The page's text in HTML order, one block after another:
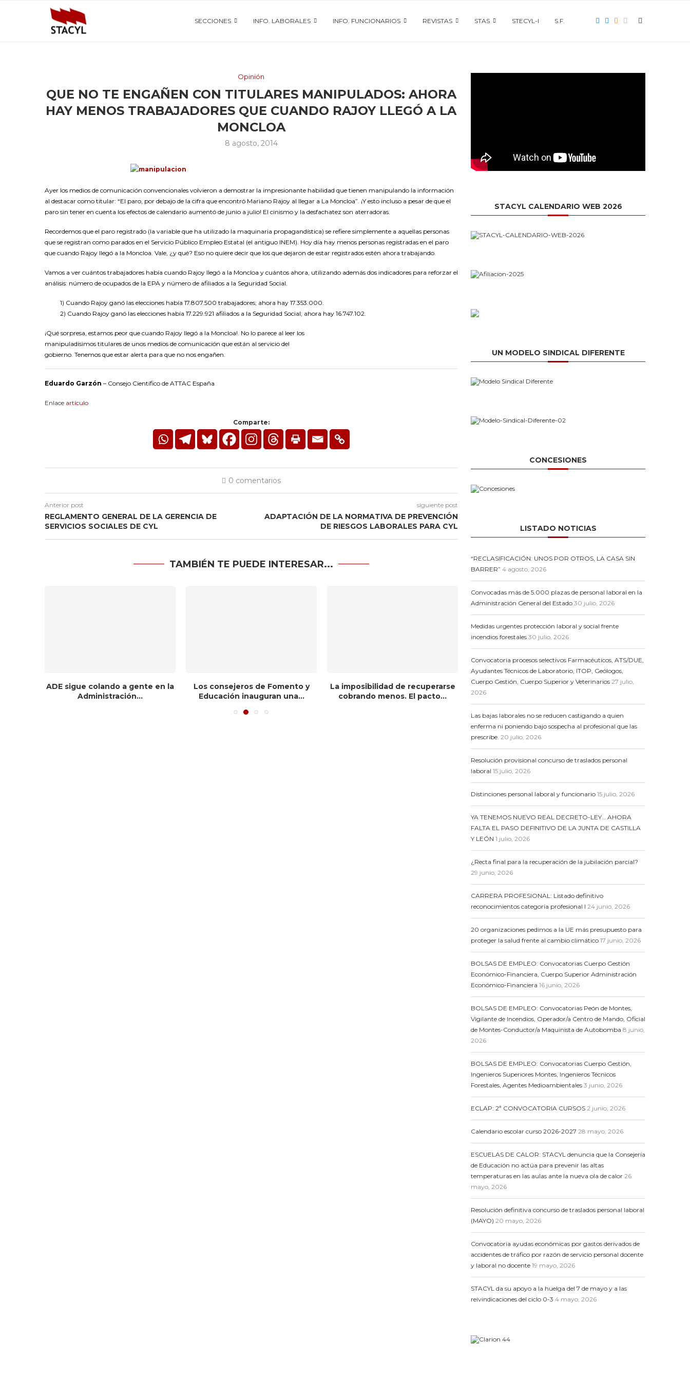
SECCIONES INFO. LABORALES INFO. FUNCIONARIOS REVISTAS STAS STECYL-I S.F.
Opinión
QUE NO TE ENGAÑEN CON TITULARES MANIPULADOS: AHORA
HAY MENOS TRABAJADORES QUE CUANDO RAJOY LLEGÓ A LA
MONCLOA
8 agosto, 2014
Ayer los medios de comunicación convencionales volvieron a demostrar la impresionante habilidad que tienen manipulando la información
al destacar como titular: “El paro, por debajo de la cifra que encontró Mariano Rajoy al llegar a La Moncloa”. ¡Y esto incluso a pesar de que el
paro sin tener en cuenta los efectos de calendario aumentó de junio a julio! El cinismo y la desfachatez son aterradoras.
Recordemos que el paro registrado (la variable que ha utilizado la maquinaria propagandística) se refiere simplemente a aquellas personas
que se registran como parados en el Servicio Público Empleo Estatal (el antiguo INEM). Hoy día hay menos personas registradas en el paro
que cuando Rajoy llegó a la Moncloa. Vale, ¿y qué? Eso no quiere decir que los que dejaron de estar registrados estén ahora trabajando.
Vamos a ver cuántos trabajadores había cuando Rajoy llegó a la Moncloa y cuántos ahora, utilizando además dos indicadores para reforzar el
análisis: número de ocupados de la EPA y número de afiliados a la Seguridad Social.
1) Cuando Rajoy ganó las elecciones había 17.807.500 trabajadores; ahora hay 17.353.000.
2) Cuando Rajoy ganó las elecciones había 17.229.921 afiliados a la Seguridad Social; ahora hay 16.747.102.
¡Qué sorpresa, estamos peor que cuando Rajoy llegó a la Moncloa!. No lo parece al leer los
manipuladísimos titulares de unos medios de comunicación que están al servicio del
gobierno. Tenemos que estar alerta para que no nos engañen.
Eduardo Garzón – Consejo Científico de ATTAC España
Enlace artículo
Comparte:
0 comentarios
Anterior post
REGLAMENTO GENERAL DE LA GERENCIA DE
SERVICIOS SOCIALES DE CYL
siguiente post
ADAPTACIÓN DE LA NORMATIVA DE PREVENCIÓN
DE RIESGOS LABORALES PARA CYL
TAMBIÉN TE PUEDE INTERESAR...
ADE sigue colando a gente en la
Administración...
Los consejeros de Fomento y
Educación inauguran una...
La imposibilidad de recuperarse
cobrando menos. El pacto...
Ley de Seguridad y la
reminiscencia del totalitarismo
Lo que las
STACYL CALENDARIO WEB 2026
UN MODELO SINDICAL DIFERENTE
CONCESIONES
LISTADO NOTICIAS
“RECLASIFICACIÓN: UNOS POR OTROS, LA CASA SIN
BARRER” 4 agosto, 2026
Convocadas más de 5.000 plazas de personal laboral en la
Administración General del Estado 30 julio, 2026
Medidas urgentes protección laboral y social frente
incendios forestales 30 julio, 2026
Convocatoria procesos selectivos Farmacéuticos, ATS/DUE,
Ayudantes Técnicos de Laboratorio, ITOP, Geólogos,
Cuerpo Gestión, Cuerpo Superior y Veterinarios 27 julio,
2026
Las bajas laborales no se reducen castigando a quien
enferma ni poniendo bajo sospecha al profesional que las
prescribe. 20 julio, 2026
Resolución provisional concurso de traslados personal
laboral 15 julio, 2026
Distinciones personal laboral y funcionario 15 julio, 2026
YA TENEMOS NUEVO REAL DECRETO-LEY… AHORA
FALTA EL PASO DEFINITIVO DE LA JUNTA DE CASTILLA
Y LEÓN 1 julio, 2026
¿Recta final para la recuperación de la jubilación parcial?
29 junio, 2026
CARRERA PROFESIONAL: Listado definitivo
reconocimientos categoría profesional I 24 junio, 2026
20 organizaciones pedimos a la UE más presupuesto para
proteger la salud frente al cambio climático 17 junio, 2026
BOLSAS DE EMPLEO: Convocatorias Cuerpo Gestión
Económico-Financiera, Cuerpo Superior Administración
Económico-Financiera 16 junio, 2026
BOLSAS DE EMPLEO: Convocatorias Peón de Montes,
Vigilante de Incendios, Operador/a Centro de Mando, Oficial
de Montes-Conductor/a Maquinista de Autobomba 8 junio,
2026
BOLSAS DE EMPLEO: Convocatorias Cuerpo Gestión,
Ingenieros Superiores Montes, Ingenieros Técnicos
Forestales, Agentes Medioambientales 3 junio, 2026
ECLAP: 2ª CONVOCATORIA CURSOS 2 junio, 2026
Calendario escolar curso 2026-2027 28 mayo, 2026
ESCUELAS DE CALOR: STACYL denuncia que la Consejería
de Educación no actúa para prevenir las altas
temperaturas en las aulas ante la nueva ola de calor 26
mayo, 2026
Resolución definitiva concurso de traslados personal laboral
(MAYO) 20 mayo, 2026
Convocatoria ayudas económicas por gastos derivados de
accidentes de tráfico por razón de servicio personal docente
y laboral no docente 19 mayo, 2026
STACYL da su apoyo a la huelga del 7 de mayo y a las
reivindicaciones del ciclo 0-3 4 mayo, 2026